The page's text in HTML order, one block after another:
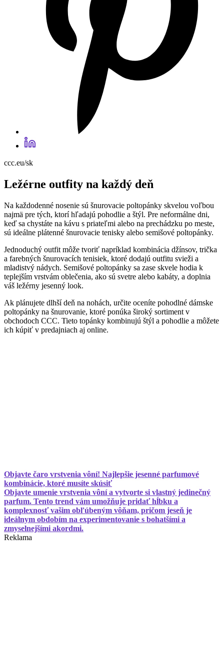
ccc.eu/sk
Ležérne outfity na každý deň
Na každodenné nosenie sú šnurovacie poltopánky skvelou voľbou
najmä pre tých, ktorí hľadajú pohodlie a štýl. Pre neformálne dni,
keď sa chystáte na kávu s priateľmi alebo na prechádzku po meste,
sú ideálne plátenné šnurovacie tenisky alebo semišové poltopánky.
Jednoduchý outfit môže tvoriť napríklad kombinácia džínsov, trička
a farebných šnurovacích tenisiek, ktoré dodajú outfitu svieži a
mladistvý nádych. Semišové poltopánky sa zase skvele hodia k
teplejším vrstvám oblečenia, ako sú svetre alebo kabáty, a doplnia
váš ležérny jesenný look.
Ak plánujete dlhší deň na nohách, určite oceníte pohodlné dámske
poltopánky na šnurovanie, ktoré ponúka široký sortiment v
obchodoch CCC. Tieto topánky kombinujú štýl a pohodlie a môžete
ich kúpiť v predajniach aj online.
Objavte čaro vrstvenia vôní! Najlepšie jesenné parfumové
kombinácie, ktoré musíte skúsiť
Objavte umenie vrstvenia vôní a vytvorte si vlastný jedinečný
parfum. Tento trend vám umožňuje pridať hĺbku a
komplexnosť vašim obľúbeným vôňam, pričom jeseň je
ideálnym obdobím na experimentovanie s bohatšími a
zmyselnejšími akordmi.
Reklama